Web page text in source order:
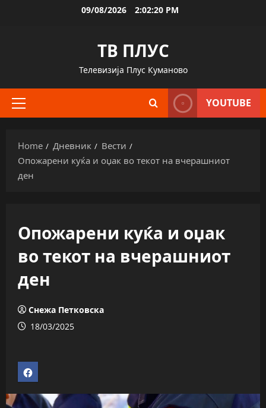
09/08/2026 2:02:21 PM
ТВ ПЛУС
Телевизија Плус Куманово
Primary
YOUTUBE
Home Дневник
Вести
Опожарени куќа и оџак во текот на вчерашниот
ден
Опожарени куќа и оџак
во текот на вчерашниот
ден
Снежа Петковска
18/03/2025